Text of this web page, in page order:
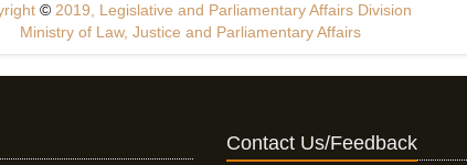
© 2019, Legislative and Parliamentary Affairs Division
Ministry of Law, Justice and Parliamentary Affairs
Contact Us/Feedback